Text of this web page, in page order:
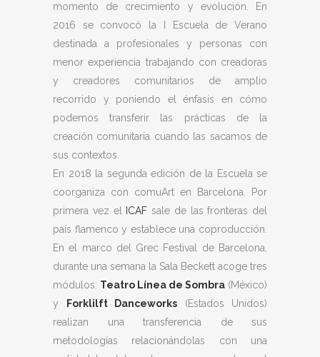
momento de crecimiento y evolución. En
2016 se convocó la I Escuela de Verano
destinada a profesionales y personas con
menor experiencia trabajando con creadoras
y creadores comunitarios de amplio
recorrido y poniendo el énfasis en cómo
podemos transferir las prácticas de la
creación comunitaria cuando las sacamos de
sus contextos.
En 2018 la segunda edición de la Escuela se
coorganiza con comuArt en Barcelona. Por
primera vez el ICAF sale de las fronteras del
país flamenco y establece una coproducción.
En el marco del Grec Festival de Barcelona,
durante una semana la Sala Beckett acoge tres
módulos: Teatro Línea de Sombra (México)
y
Forklilft Danceworks (Estados Unidos)
realizan una transferencia de sus
metodologías relacionándolas con una